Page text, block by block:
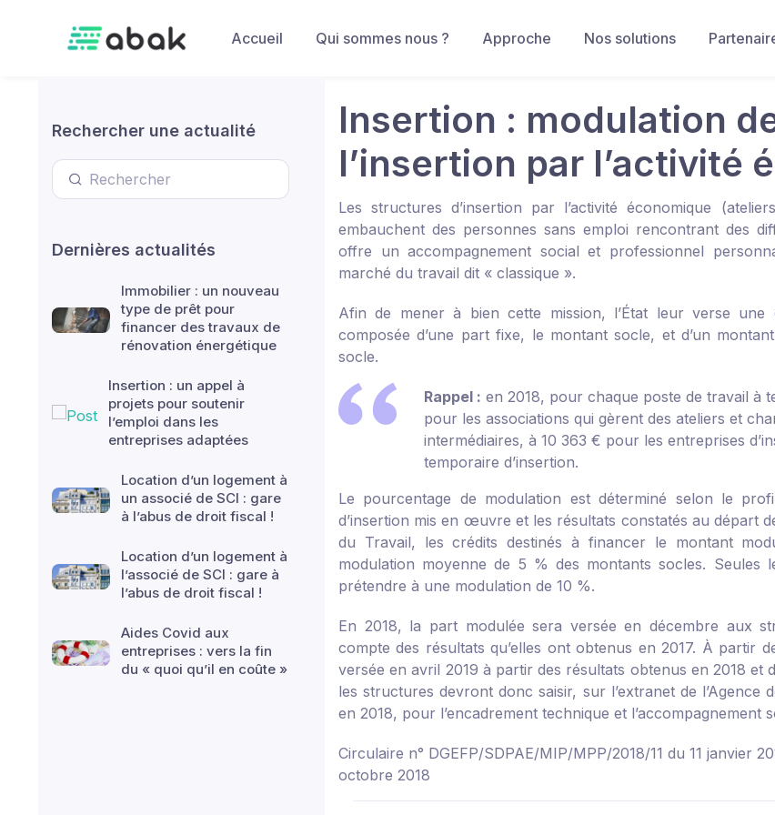
Accueil Qui sommes nous ? Approche Nos solutions
Rechercher une actualité
Dernières actualités
Immobilier : un nouveau
type de prêt pour
financer des travaux de
rénovation énergétique
Insertion : un appel à
projets pour soutenir
l’emploi dans les
entreprises adaptées
Location d’un logement à
un associé de SCI : gare
à l’abus de droit fiscal !
Location d’un logement à
l’associé de SCI : gare à
l’abus de droit fiscal !
Aides Covid aux
entreprises : vers la fin
du « quoi qu’il en coûte »
Insertion : modulation
l’insertion par l’activité
Les structures d’insertion par l’activité économique
embauchent des personnes sans emploi rencontrant des
offre un accompagnement social et professionnel
marché du travail dit « classique ».
Afin de mener à bien cette mission, l’État leur verse
composée d’une part fixe, le montant socle, et d’un
socle.
Rappel : en 2018, pour chaque poste de travail à
pour les associations qui gèrent des ateliers et
intermédiaires, à 10 363 € pour les entreprises
temporaire d’insertion.
Le pourcentage de modulation est déterminé selon le
d’insertion mis en œuvre et les résultats constatés au départ
du Travail, les crédits destinés à financer le montant
modulation moyenne de 5 % des montants socles. Seules
prétendre à une modulation de 10 %.
En 2018, la part modulée sera versée en décembre aux
compte des résultats qu’elles ont obtenus en 2017. À partir
versée en avril 2019 à partir des résultats obtenus en 2018 et
les structures devront donc saisir, sur l’extranet de l’Agence
en 2018, pour l’encadrement technique et l’accompagnement
Circulaire n° DGEFP/SDPAE/MIP/MPP/2018/11 du 11 janvier
octobre 2018